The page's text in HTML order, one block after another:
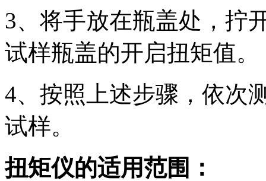
3、将手放在瓶盖处，拧
试样瓶盖的开启扭矩值。
4、按照上述步骤，依次
试样。
扭矩仪的适用范围：